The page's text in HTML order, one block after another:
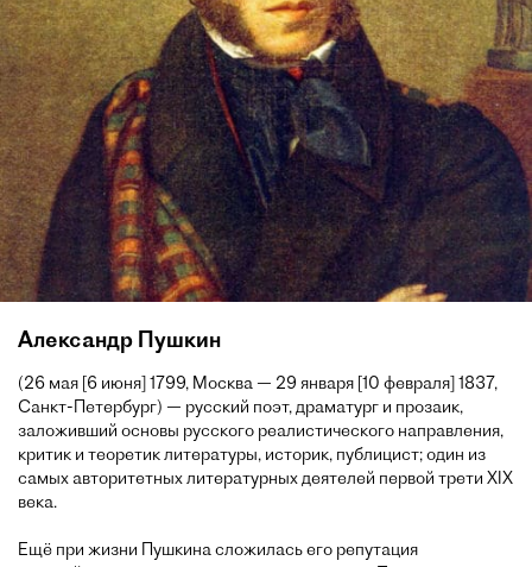
Александр Пушкин
(26 мая [6 июня] 1799, Москва — 29 января [10 февраля] 1837,
Санкт-Петербург) — русский поэт, драматург и прозаик,
заложивший основы русского реалистического направления,
критик и теоретик литературы, историк, публицист; один из
самых авторитетных литературных деятелей первой трети XIX
века.
Ещё при жизни Пушкина сложилась его репутация